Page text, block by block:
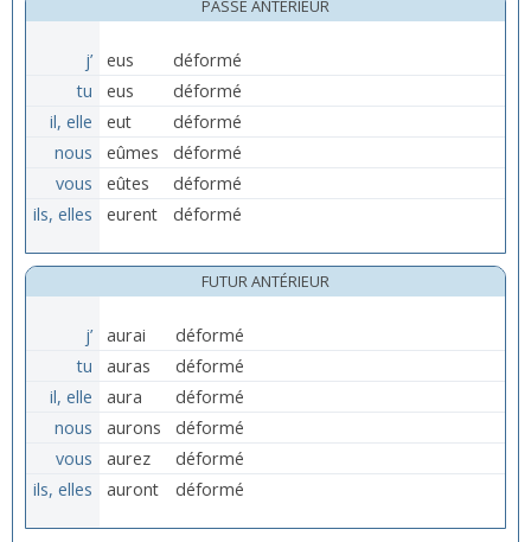
PASSÉ ANTÉRIEUR
j’ eus
déformé
tu
eus
déformé
il, elle
eut
déformé
nous
eûmes
déformé
vous
eûtes
déformé
ils, elles
eurent déformé
FUTUR ANTÉRIEUR
j’ aurai
déformé
tu
auras
déformé
il, elle
aura
déformé
nous
aurons
déformé
vous
aurez
déformé
ils, elles
auront déformé